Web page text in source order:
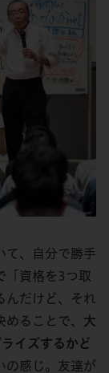
て、自分で勝手
「資格を3つ取
んだけど、それ
ることで、 大
イズするかど
の感じ。友達が